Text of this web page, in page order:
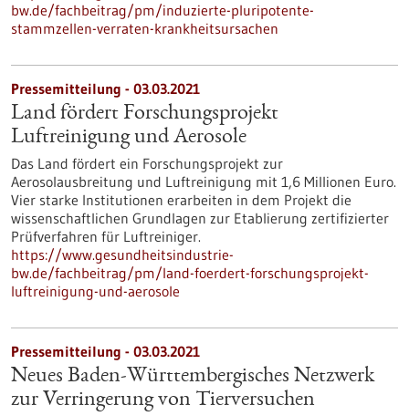
bw.de/fachbeitrag/pm/induzierte-pluripotente-
stammzellen-verraten-krankheitsursachen
Pressemitteilung - 03.03.2021
Land fördert Forschungsprojekt
Luftreinigung und Aerosole
Das Land fördert ein Forschungsprojekt zur
Aerosolausbreitung und Luftreinigung mit 1,6 Millionen Euro.
Vier starke Institutionen erarbeiten in dem Projekt die
wissenschaftlichen Grundlagen zur Etablierung zertifizierter
Prüfverfahren für Luftreiniger.
https://www.gesundheitsindustrie-
bw.de/fachbeitrag/pm/land-foerdert-forschungsprojekt-
luftreinigung-und-aerosole
Pressemitteilung - 03.03.2021
Neues Baden-Württembergisches Netzwerk
zur Verringerung von Tierversuchen